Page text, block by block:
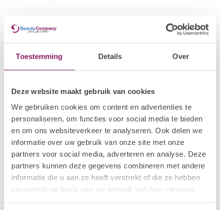
Toestemming Details Over
Deze website maakt gebruik van cookies
We gebruiken cookies om content en advertenties te
personaliseren, om functies voor social media te bieden
en om ons websiteverkeer te analyseren. Ook delen we
informatie over uw gebruik van onze site met onze
partners voor social media, adverteren en analyse. Deze
partners kunnen deze gegevens combineren met andere
informatie die u aan ze heeft verstrekt of die ze hebben
verzameld op basis van uw gebruik van hun services.
Chrome poeder - Mermaid
€9,62
Silver
BEAUTY COMPANY
Chrome poeder - Metallic
Bronze
Op voorraad
€9,62
€7,70
Recent bekeken